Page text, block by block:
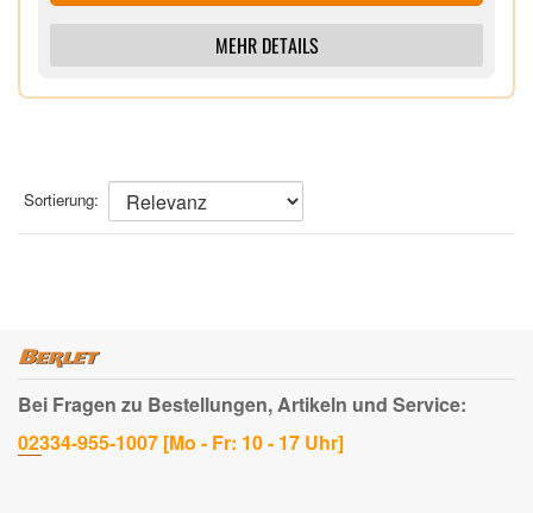
MEHR DETAILS
Sortierung:
Bei Fragen zu Bestellungen, Artikeln und Service:
02334-955-1007 [Mo - Fr: 10 - 17 Uhr]